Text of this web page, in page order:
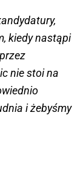
kiedy nastąpi
nie stoi na
i żebyśmy